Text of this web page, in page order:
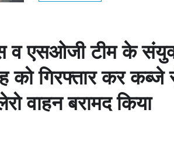
एसओजी टीम के
को गिरफ्तार कर
वाहन बरामद किया